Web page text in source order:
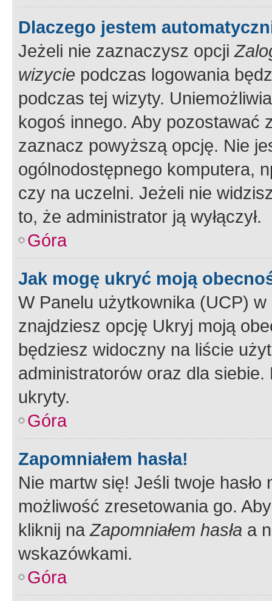
Dlaczego jestem
Jeżeli nie zaznaczysz opcji
wizycie podczas logowania
podczas tej wizyty.
kogoś innego. Aby pozostawać
zaznacz powyższą opcję. Nie
ogólnodostępnego komputera,
czy na uczelni. Jeżeli nie
to, że administrator ją wyłączył.
Góra
Jak mogę ukryć moją
W Panelu użytkownika (UCP) w
znajdziesz opcję Ukryj moją
będziesz widoczny na liście
administratorów oraz dla
ukryty.
Góra
Zapomniałem hasła!
Nie martw się! Jeśli twoje
możliwość zresetowania go.
kliknij naZapomniałem hasła a
wskazówkami.
Góra